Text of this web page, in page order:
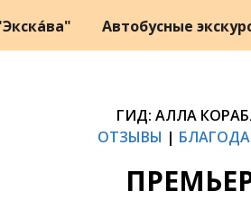
Автобусные
ГИД: АЛЛА
ОТЗЫВЫ |